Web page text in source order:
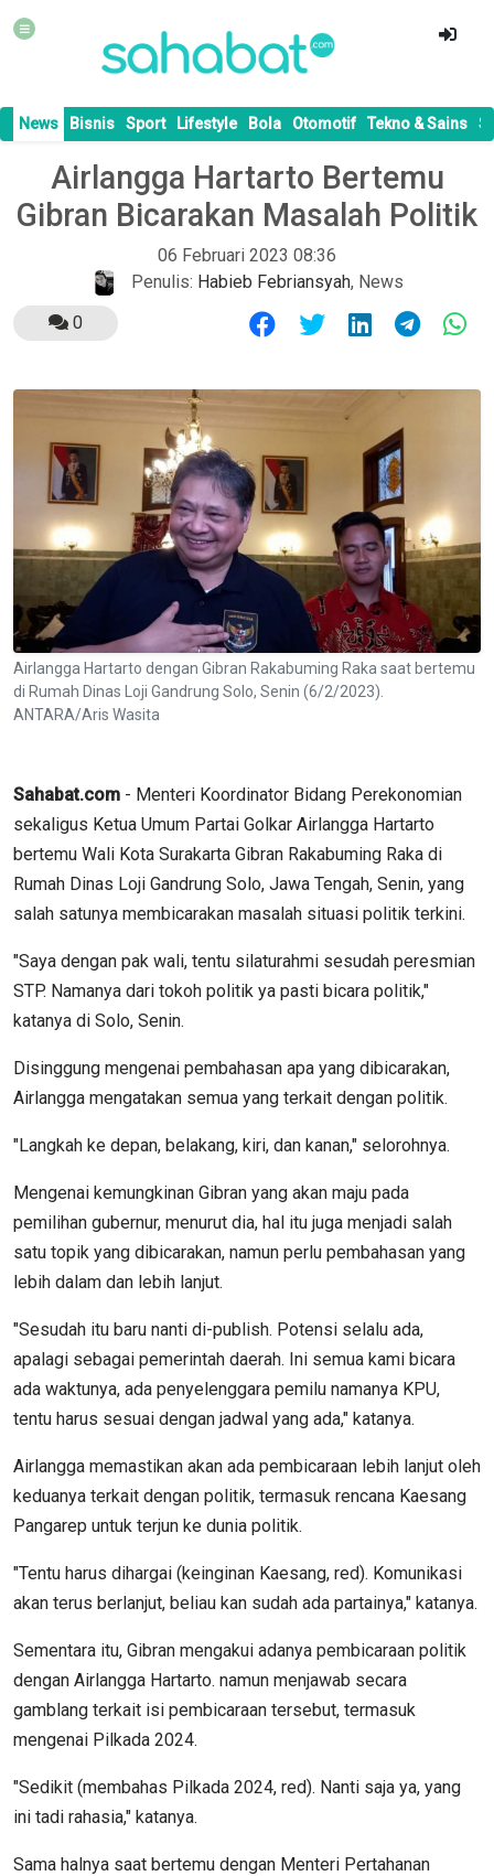
News Bisnis Sport Lifestyle Bola Otomotif Tekno & Sains
Airlangga Hartarto Bertemu
Gibran Bicarakan Masalah Politik
06 Februari 2023 08:36
Penulis: Habieb Febriansyah, News
0
Airlangga Hartarto dengan Gibran Rakabuming Raka saat bertemu
di Rumah Dinas Loji Gandrung Solo, Senin (6/2/2023).
ANTARA/Aris Wasita
Sahabat.com - Menteri Koordinator Bidang Perekonomian
sekaligus Ketua Umum Partai Golkar Airlangga Hartarto
bertemu Wali Kota Surakarta Gibran Rakabuming Raka di
Rumah Dinas Loji Gandrung Solo, Jawa Tengah, Senin, yang
salah satunya membicarakan masalah situasi politik terkini.
"Saya dengan pak wali, tentu silaturahmi sesudah peresmian
STP. Namanya dari tokoh politik ya pasti bicara politik,"
katanya di Solo, Senin.
Disinggung mengenai pembahasan apa yang dibicarakan,
Airlangga mengatakan semua yang terkait dengan politik.
"Langkah ke depan, belakang, kiri, dan kanan," selorohnya.
Mengenai kemungkinan Gibran yang akan maju pada
pemilihan gubernur, menurut dia, hal itu juga menjadi salah
satu topik yang dibicarakan, namun perlu pembahasan yang
lebih dalam dan lebih lanjut.
"Sesudah itu baru nanti di-publish. Potensi selalu ada,
apalagi sebagai pemerintah daerah. Ini semua kami bicara
ada waktunya, ada penyelenggara pemilu namanya KPU,
tentu harus sesuai dengan jadwal yang ada," katanya.
Airlangga memastikan akan ada pembicaraan lebih lanjut oleh
keduanya terkait dengan politik, termasuk rencana Kaesang
Pangarep untuk terjun ke dunia politik.
"Tentu harus dihargai (keinginan Kaesang, red). Komunikasi
akan terus berlanjut, beliau kan sudah ada partainya," katanya.
Sementara itu, Gibran mengakui adanya pembicaraan politik
dengan Airlangga Hartarto. namun menjawab secara
gamblang terkait isi pembicaraan tersebut, termasuk
mengenai Pilkada 2024.
"Sedikit (membahas Pilkada 2024, red). Nanti saja ya, yang
ini tadi rahasia," katanya.
Sama halnya saat bertemu dengan Menteri Pertahanan